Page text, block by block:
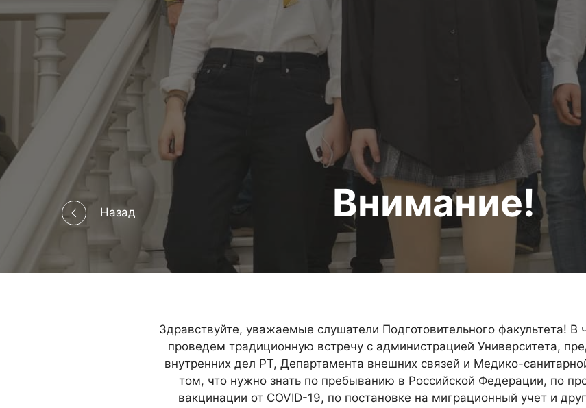
Назад Внимание!
Здравствуйте, уважаемые слушатели Подготовительного факультета! В
проведем традиционную встречу с администрацией Университета,
внутренних дел РТ, Департамента внешних связей и Медико-
том, что нужно знать по пребыванию в Российской Федерации, по
вакцинации от COVID-19, по постановке на миграционный учет и